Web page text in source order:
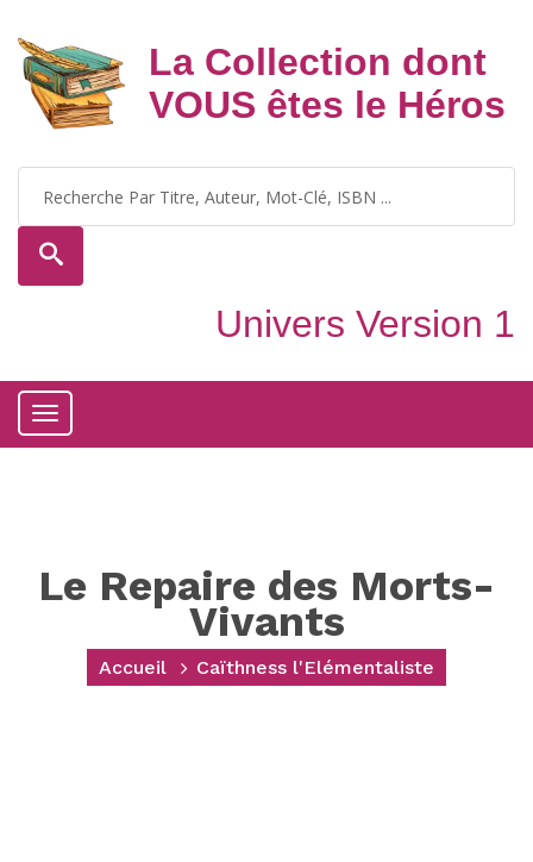
La Collection dont
VOUS êtes le Héros
Univers Version 1
Toggle
Le Repaire des Morts-
Vivants
Accueil Caïthness l'Elémentaliste